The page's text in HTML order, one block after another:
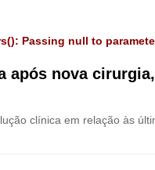
Passing null to
após nova
clínica em relação às